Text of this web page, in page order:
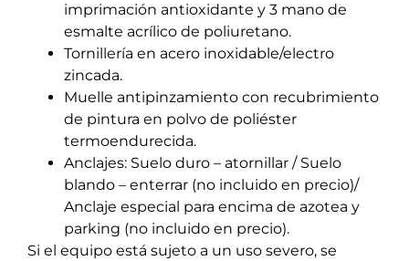
imprimación antioxidante y 3 mano de
esmalte acrílico de poliuretano.
Tornillería en acero inoxidable/electro
zincada.
Muelle antipinzamiento con recubrimiento
de pintura en polvo de poliéster
termoendurecida.
Anclajes: Suelo duro – atornillar / Suelo
blando – enterrar (no incluido en precio)/
Anclaje especial para encima de azotea y
parking (no incluido en precio).
Si el equipo está sujeto a un uso severo, se